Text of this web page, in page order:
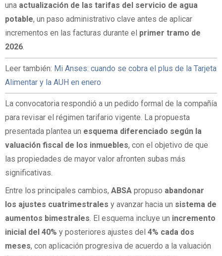
una actualización de las tarifas del servicio de agua
potable, un paso administrativo clave antes de aplicar
incrementos en las facturas durante el primer tramo de
2026.
Leer también: Mi Anses: cuando se cobra el plus de la Tarjeta
Alimentar y la AUH en enero
La convocatoria respondió a un pedido formal de la compañía
para revisar el régimen tarifario vigente. La propuesta
presentada plantea un esquema diferenciado según la
valuación fiscal de los inmuebles, con el objetivo de que
las propiedades de mayor valor afronten subas más
significativas.
Entre los principales cambios, ABSA propuso abandonar
los ajustes cuatrimestrales y avanzar hacia un sistema de
aumentos bimestrales . El esquema incluye un incremento
inicial del 40% y posteriores ajustes del 4% cada dos
meses, con aplicación progresiva de acuerdo a la valuación